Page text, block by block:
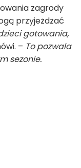
zagrody
przyjeżdżać
gotowania,
– To pozwala
sezonie.